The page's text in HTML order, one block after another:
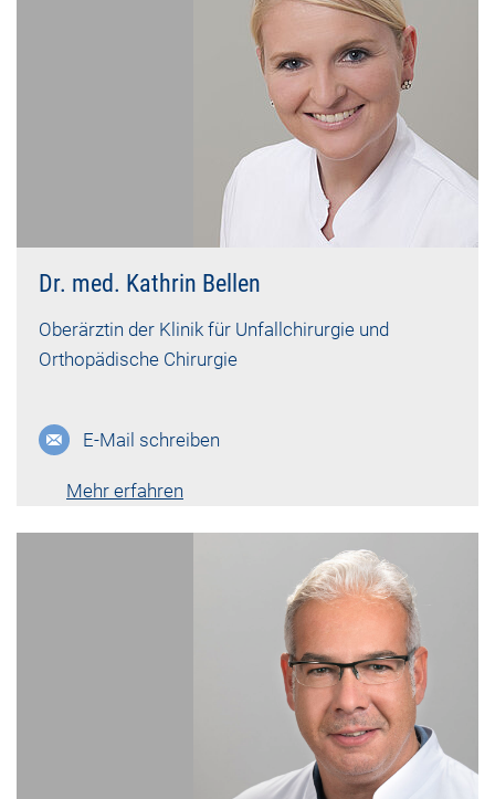
Dr. med. Kathrin Bellen
Oberärztin der Klinik für Unfallchirurgie und
Orthopädische Chirurgie
E-Mail schreiben
Mehr erfahren
Lebenslauf vk-798